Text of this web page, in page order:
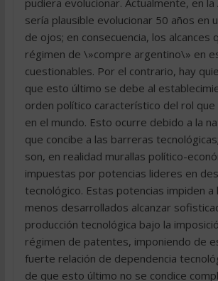
pudiera evolucionar. Actualmente, en
sería plausible evolucionar 50 años en
de ojos; en consecuencia, los alcances
régimen de \»compre argentino\» en
cuestionables. Por el contrario, hay
que esto último se debe al
orden político característico del rol que
en el mundo. Esto ocurre debido a la
que concibe a las barreras
son, en realidad murallas político-
impuestas por potencias lideres en
tecnológico. Estas potencias impiden a
menos desarrollados alcanzar
producción tecnológica bajo la
régimen de patentes, imponiendo de
fuerte relación de dependencia
de que esto último no se condice